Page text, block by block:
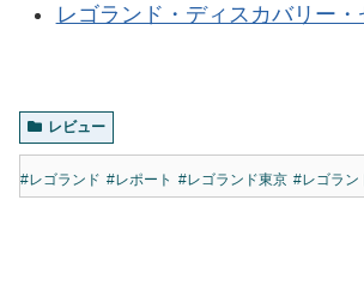
レゴランド・ディスカバリー・
レビュー
#レゴランド #レポート #レゴランド東京 #レゴラン